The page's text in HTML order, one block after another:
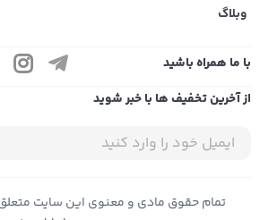
وبلاگ
با ما همراه باشید
از آخرین تخفیف ها با خبر شوید
تمام حقوق مادی و معنوی این سایت متعلق